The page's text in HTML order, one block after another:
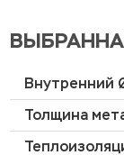
Внутренний
Толщина